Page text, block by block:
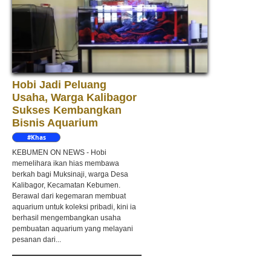
Hobi Jadi Peluang
Usaha, Warga Kalibagor
Sukses Kembangkan
Bisnis Aquarium
#Khas
KEBUMEN ON NEWS - Hobi
memelihara ikan hias membawa
berkah bagi Muksinaji, warga Desa
Kalibagor, Kecamatan Kebumen.
Berawal dari kegemaran membuat
aquarium untuk koleksi pribadi, kini ia
berhasil mengembangkan usaha
pembuatan aquarium yang melayani
pesanan dari...